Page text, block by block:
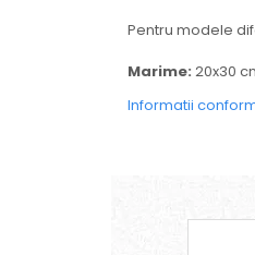
Pentru modele
Marime: 20x30
Informatii